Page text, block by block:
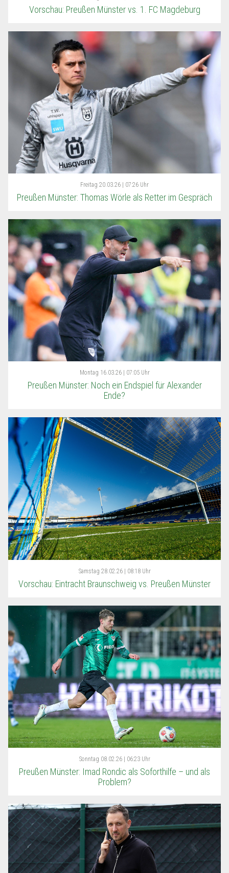
Vorschau: Preußen Münster vs. 1. FC Magdeburg
Freitag 20.03.26 | 07:26 Uhr
Preußen Münster: Thomas Wörle als Retter im Gespräch
Montag 16.03.26 | 07:05 Uhr
Preußen Münster: Noch ein Endspiel für Alexander
Ende?
Samstag 28.02.26 | 08:18 Uhr
Vorschau: Eintracht Braunschweig vs. Preußen Münster
Sonntag 08.02.26 | 06:23 Uhr
Preußen Münster: Imad Rondic als Soforthilfe – und als
Problem?